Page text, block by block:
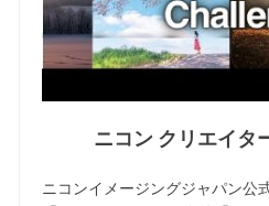
ニコン クリエイタ
ニコンイメージングジャパン公